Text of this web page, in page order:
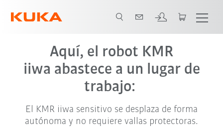
Aquí, el robot KMR
iiwa abastece a un lugar de
trabajo:
El KMR iiwa sensitivo se desplaza de forma
autónoma y no requiere vallas protectoras.